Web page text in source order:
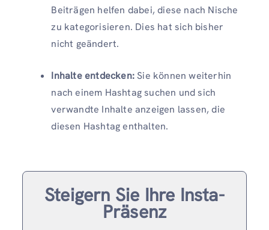
Beiträgen helfen dabei, diese nach Nische
zu kategorisieren. Dies hat sich bisher
nicht geändert.
Inhalte entdecken:Sie können weiterhin
nach einem Hashtag suchen und sich
verwandte Inhalte anzeigen lassen, die
diesen Hashtag enthalten.
Steigern Sie Ihre Insta-
Präsenz